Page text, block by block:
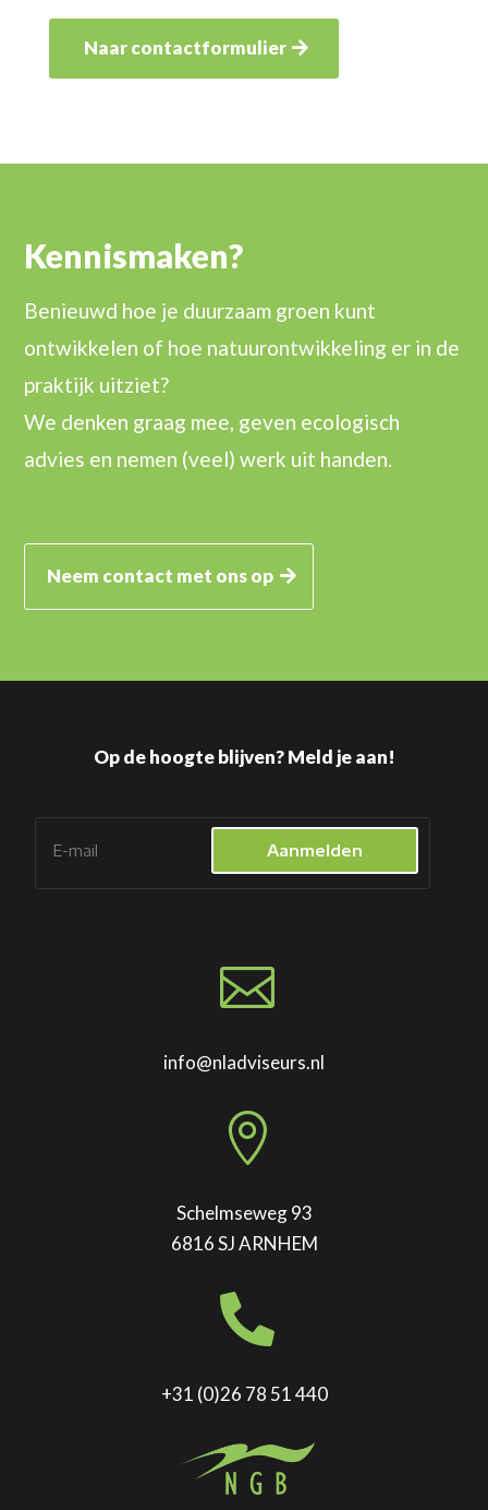
Naar contactformulier
Kennismaken?
Benieuwd hoe je duurzaam groen kunt
ontwikkelen of hoe natuurontwikkeling er in de
praktijk uitziet?
We denken graag mee, geven ecologisch
advies en nemen (veel) werk uit handen.
Neem contact met ons op
Op de hoogte blijven? Meld je aan!
Aanmelden

info@nladviseurs.nl

Schelmseweg 93
6816 SJ ARNHEM

+31 (0)26 78 51 440